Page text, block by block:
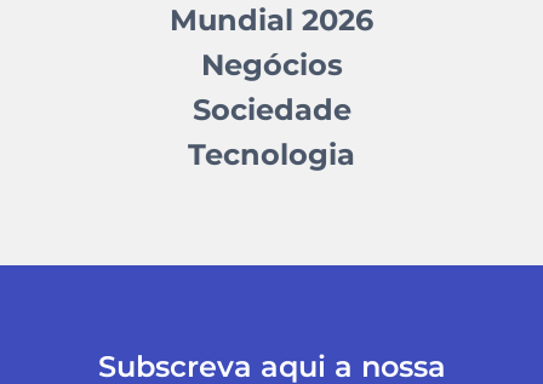
Mundial 2026
Negócios
Sociedade
Tecnologia
Subscreva aqui a nossa